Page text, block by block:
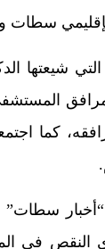
سطات
شيعتها
المستشفى،
كما
سطات”
النقص في